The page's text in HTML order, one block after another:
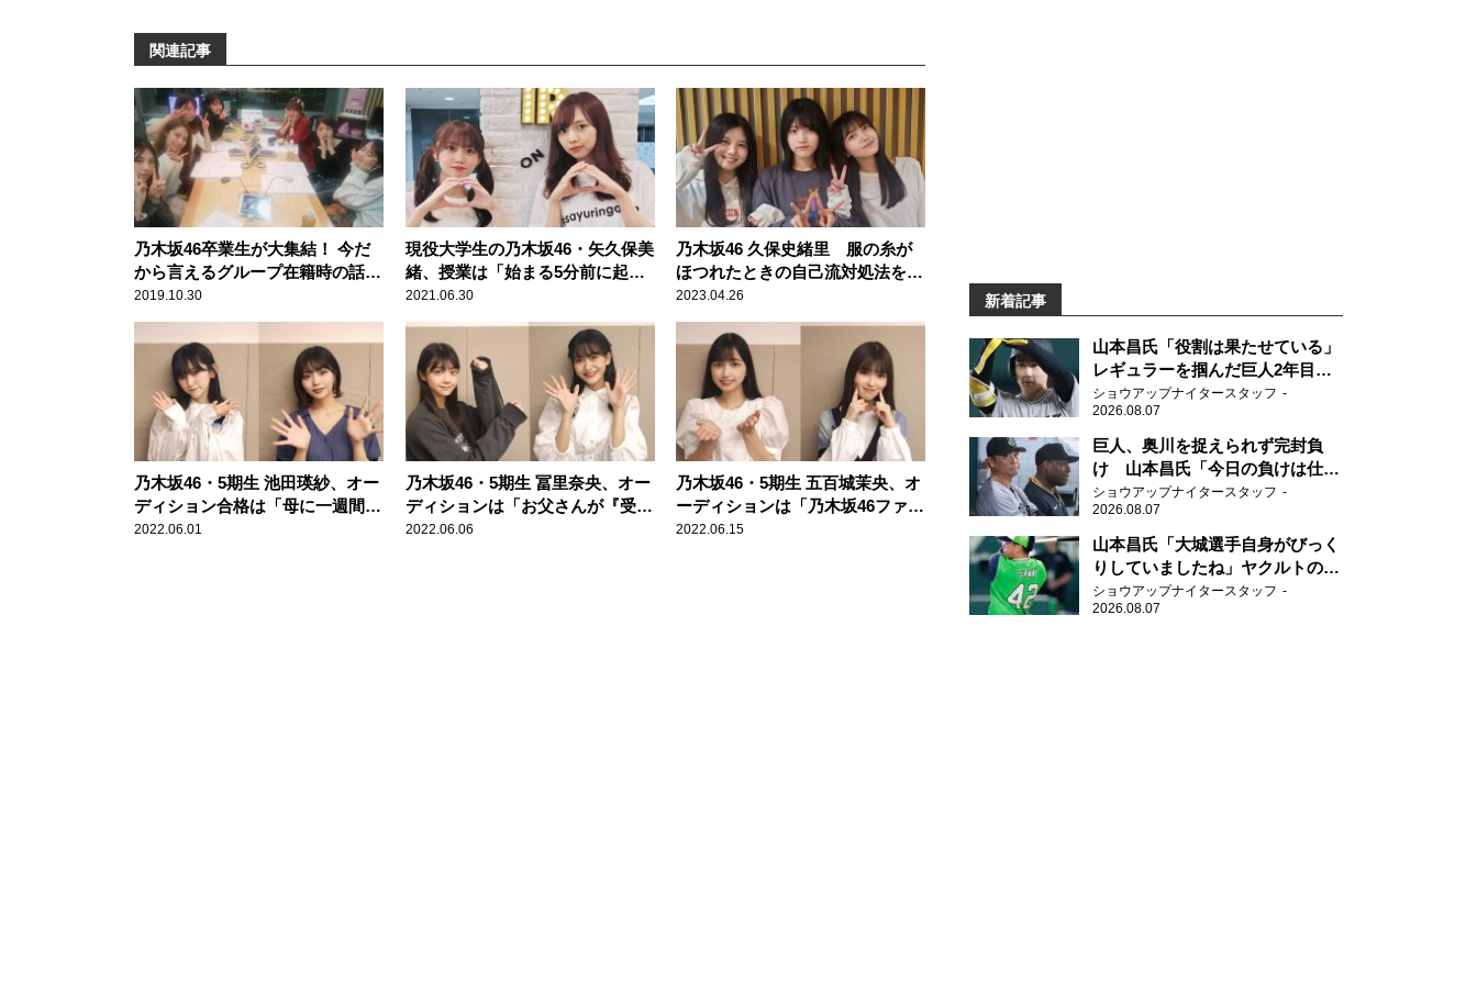
関連記事
乃木坂46卒業生が大集結！ 今だ
から言えるグループ在籍時の話を
暴露
2019.10.30
現役大学生の乃木坂46・矢久保美
緒、授業は「始まる5分前に起き
る」
2021.06.30
乃木坂46 久保史緒里 服の糸が
ほつれたときの自己流対処法を明
かすも、伊藤理々杏・林瑠奈は
「悪いライフハックでは？
（笑）」と半信半疑
2023.04.26
乃木坂46・5期生 池田瑛紗、オー
ディション合格は「母に一週間後
に伝えました」 中西アルノ、最
2022.06.01
乃木坂46・5期生 冨里奈央、オー
ディションは「お父さんが『受け
てみたら？』って」 奥田いろ
2022.06.06
乃木坂46・5期生 五百城茉央、オ
ーディションは「乃木坂46ファン
の兄が教えてくれて」 小川彩、
2022.06.15
新着記事
山本昌氏「役割は果たせている」
レギュラーを掴んだ巨人2年目の
新人王候補
ショウアップナイタースタッフ
2026.08.07
巨人、奥川を捉えられず完封負
け 山本昌氏「今日の負けは仕方
がない」
ショウアップナイタースタッフ
2026.08.07
山本昌氏「大城選手自身がびっく
りしていましたね」ヤクルトのフ
ァースト・澤井の判断を評価
ショウアップナイタースタッフ
2026.08.07